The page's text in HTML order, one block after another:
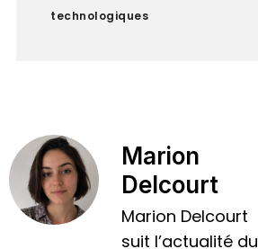
technologiques
Marion
Delcourt
Marion Delcourt
suit l’actualité du